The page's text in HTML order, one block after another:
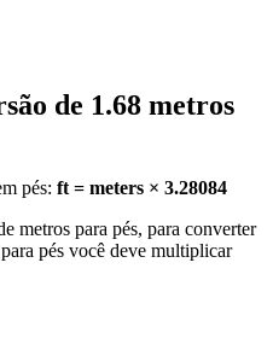
de 1.68 metros
pés: ft = meters × 3.28084
metros para pés, para converter
pés você deve multiplicar